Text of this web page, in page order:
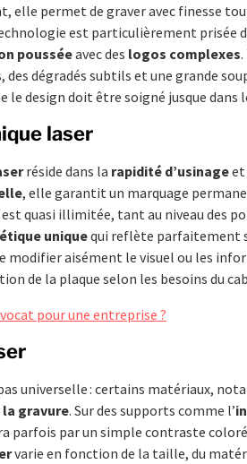
permet de graver avec finesse
est particulièrement prisée
pousséeavec des logos complexes
dégradés subtils et une grande
le design doit être soigné jusque dans
laser
réside dans la rapidité d’usinageet
, elle garantit un marquage
est quasi illimitée, tant au niveau des
uniquequi reflète parfaitement
modifier aisément le visuel ou les
de la plaque selon les besoins du
pour une entreprise ?
universelle : certains matériaux,
gravure. Sur des supports comme l’
parfois par un simple contraste
varie en fonction de la taille, du